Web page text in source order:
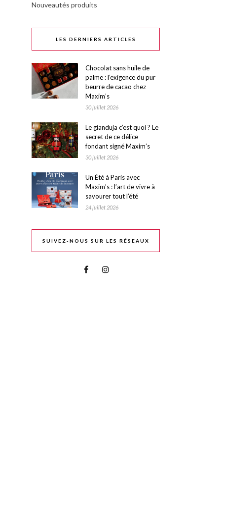
Nouveautés produits
LES DERNIERS ARTICLES
Chocolat sans huile de
palme : l’exigence du pur
beurre de cacao chez
Maxim’s
30 juillet 2026
Le gianduja c’est quoi ? Le
secret de ce délice
fondant signé Maxim’s
30 juillet 2026
Un Été à Paris avec
Maxim’s : l’art de vivre à
savourer tout l’été
24 juillet 2026
SUIVEZ-NOUS SUR LES RÉSEAUX